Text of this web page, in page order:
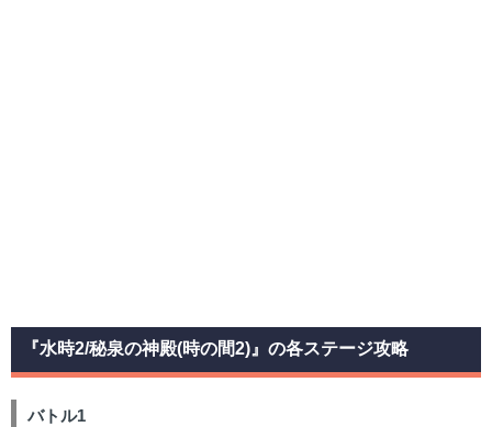
『水時2/秘泉の神殿(時の間2)』の各ステージ攻略
バトル1